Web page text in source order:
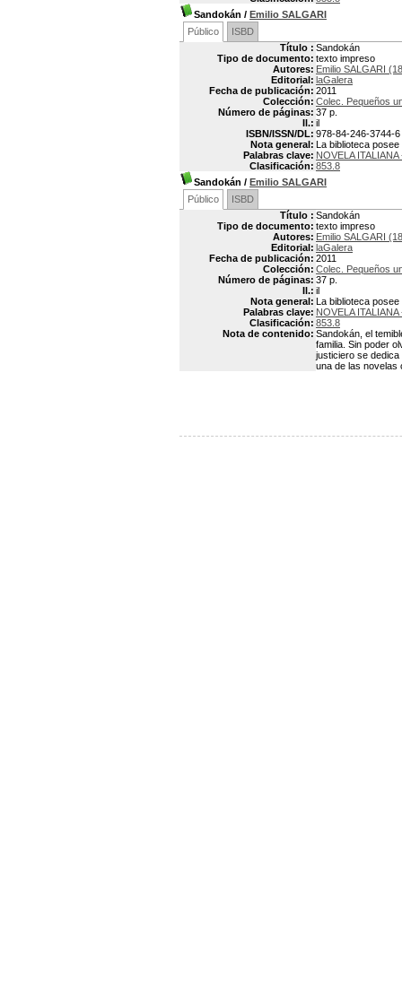
Sandokán / Emilio SALGARI
Público
ISBD
Título : Sandokán
Tipo de documento: texto impreso
Autores: Emilio SALGARI
Editorial: laGalera
Fecha de publicación: 2011
Colección: Colec. Pequeños
Número de páginas: 37 p.
Il.: il
ISBN/ISSN/DL: 978-84-246-3744-6
Nota general: La biblioteca
Palabras clave: NOVELA
Clasificación: 853.8
Sandokán / Emilio SALGARI
Público
ISBD
Título : Sandokán
Tipo de documento: texto impreso
Autores: Emilio SALGARI
Editorial: laGalera
Fecha de publicación: 2011
Colección: Colec. Pequeños
Número de páginas: 37 p.
Il.: il
Nota general: La biblioteca
Palabras clave: NOVELA
Clasificación: 853.8
Nota de contenido: Sandokán, el
familia. Sin poder
justiciero se
una de las novelas